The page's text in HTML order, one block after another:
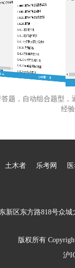
题，自动组合题型
经
土木者 乐考网
新区东方路818号众城
版权所有
沪